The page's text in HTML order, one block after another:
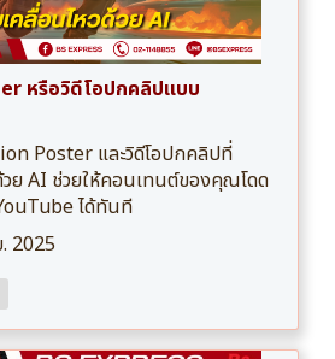
หรือวิดีโอปกคลิปแบบ
Poster และวิดีโอปกคลิปที่
วย AI ช่วยให้คอนเทนต์ของคุณโดด
ได้ทันที
2025